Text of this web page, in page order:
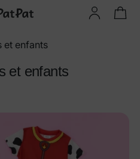
et enfants
et enfants